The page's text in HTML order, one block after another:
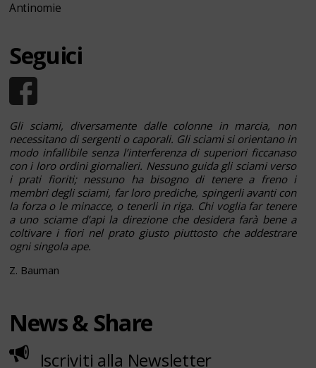
Antinomie
Seguici
Gli sciami, diversamente dalle colonne in marcia, non
necessitano di sergenti o caporali. Gli sciami si orientano in
modo infallibile senza l’interferenza di superiori ficcanaso
con i loro ordini giornalieri. Nessuno guida gli sciami verso
i prati fioriti; nessuno ha bisogno di tenere a freno i
membri degli sciami, far loro prediche, spingerli avanti con
la forza o le minacce, o tenerli in riga. Chi voglia far tenere
a uno sciame d’api la direzione che desidera farà bene a
coltivare i fiori nel prato giusto piuttosto che addestrare
ogni singola ape.
Z. Bauman
News & Share
Iscriviti alla Newsletter